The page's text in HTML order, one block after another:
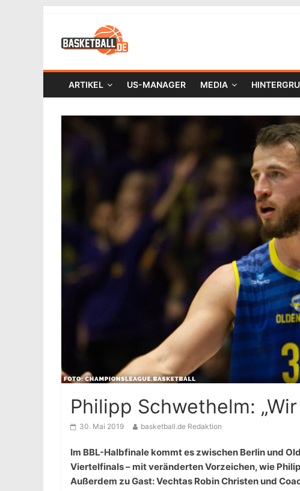
ARTIKEL US-MANAGER MEDIA
Philipp Schwethelm:
30. Mai 2019 basketball.de Redaktion
Im BBL-Halbfinale kommt es zwischen Berlin und
Viertelfinals – mit veränderten Vorzeichen, wie
Außerdem zu Gast: Vechtas Robin Christen und